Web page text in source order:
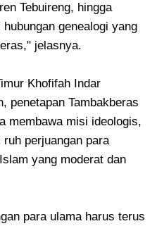
Tebuireng, hingga
genealogi yang
jelasnya.
Khofifah Indar
penetapan Tambakberas
membawa misi ideologis,
perjuangan para
yang moderat dan
para ulama harus terus